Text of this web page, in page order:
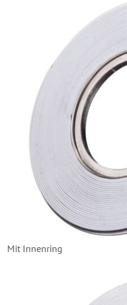
Mit Innenring